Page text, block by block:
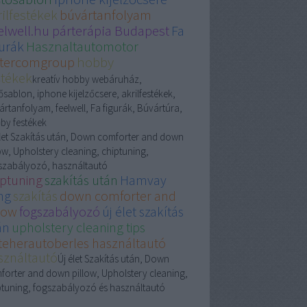
búvártanfolyam
párterápia BudapestFa
Hasznaltautomotor
hobby
kreatív hobby webáruház,
iphone kijelzőcsere, akrilfestékek,
feelwell, Fa figurák, Búvártúra,
festékek
Szakítás után, Down comforter and down
Upholstery cleaning, chiptuning,
használtautó
szakítás után Hamvay
szakítás down comforter and
fogszabályozó új élet szakítás
upholstery cleaning tips
használtautó
Új élet Szakítás után, Down
and down pillow, Upholstery cleaning,
fogszabályozó és használtautó